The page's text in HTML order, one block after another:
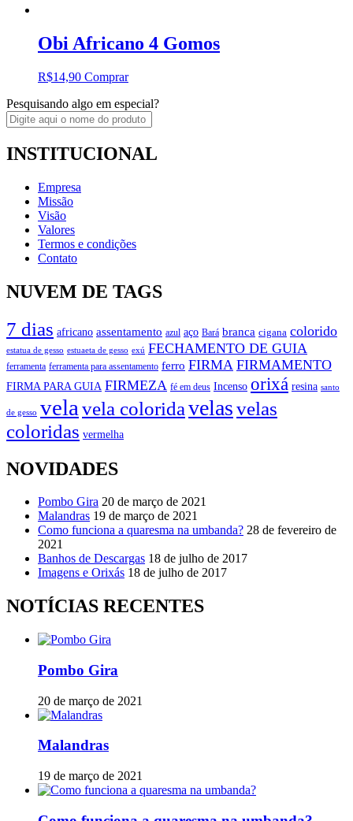
Obi Africano 4 Gomos
R$14,90 Comprar
Pesquisando algo em especial?
INSTITUCIONAL
Empresa
Missão
Visão
Valores
Termos e condições
Contato
NUVEM DE TAGS
7 dias africano assentamento azul aço Bará branca cigana colorido
estatua de gesso estuaeta de gesso exú FECHAMENTO DE GUIA
ferramenta ferramenta para assentamento ferro FIRMA FIRMAMENTO
FIRMA PARA GUIA FIRMEZA fé em deus Incenso orixá resina santo
de gesso vela vela coloridavelasvelas
coloridas vermelha
NOVIDADES
Pombo Gira 20 de março de 2021
Malandras 19 de março de 2021
Como funciona a quaresma na umbanda? 28 de fevereiro de
2021
Banhos de Descargas 18 de julho de 2017
Imagens e Orixás 18 de julho de 2017
NOTÍCIAS RECENTES
Pombo Gira
20 de março de 2021
Malandras
19 de março de 2021